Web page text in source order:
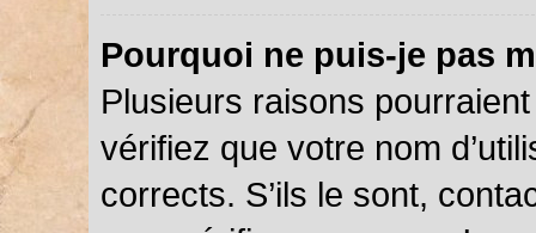
Pourquoi ne puis-je pas
Plusieurs raisons
vérifiez que votre nom
corrects. S’ils le sont,